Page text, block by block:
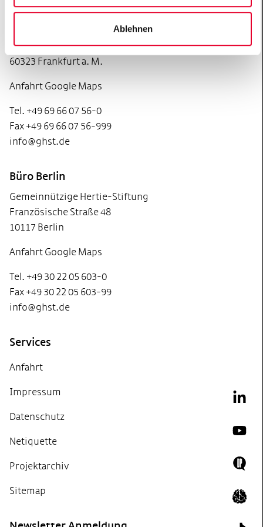
Ablehnen
Büro Frankfurt
Gemeinnützige Hertie-Stiftung
Grüneburgweg 105
60323 Frankfurt a. M.
Anfahrt Google Maps
Tel. +49 69 66 07 56-0
Fax +49 69 66 07 56-999
info@ghst.de
Büro Berlin
Gemeinnützige Hertie-Stiftung
Französische Straße 48
10117 Berlin
Anfahrt Google Maps
Tel. +49 30 22 05 603-0
Fax +49 30 22 05 603-99
info@ghst.de
Services
Anfahrt
Impressum
Datenschutz
Netiquette
Projektarchiv
Sitemap
Icon